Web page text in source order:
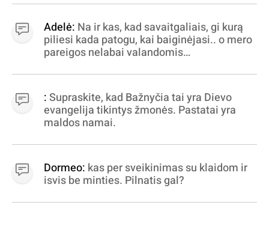
Adelė: Na ir kas, kad savaitgaliais, gi kurą
piliesi kada patogu, kai baiginėjasi.. o mero
pareigos nelabai valandomis
virpinimas, ieškokit kur milijonus vagia
dujininkai, elektros aferistai, stadionų
statytojai Vilnuje
:Supraskite, kad Bažnyčia tai yra Dievo
evangelija tikintys žmonės. Pastatai yra
maldos namai.
Dormeo: kas per sveikinimas su klaidom ir
isvis be minties. Pilnatis gal?